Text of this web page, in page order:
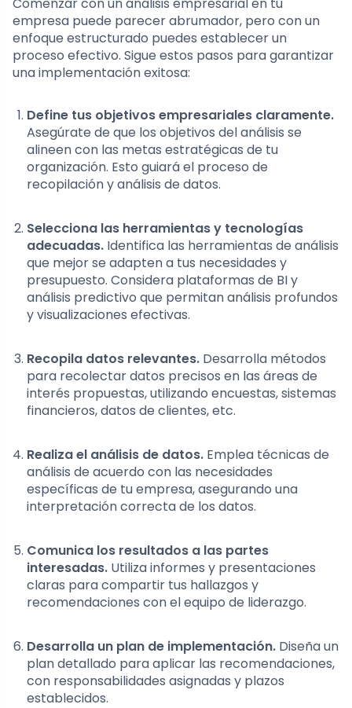
empresa puede parecer abrumador, pero con un
enfoque estructurado puedes establecer un
proceso efectivo. Sigue estos pasos para garantizar
una implementación exitosa:
Define tus objetivos empresariales claramente.
Asegúrate de que los objetivos del análisis se
alineen con las metas estratégicas de tu
organización. Esto guiará el proceso de
recopilación y análisis de datos.
Selecciona las herramientas y tecnologías
adecuadas. Identifica las herramientas de análisis
que mejor se adapten a tus necesidades y
presupuesto. Considera plataformas de BI y
análisis predictivo que permitan análisis profundos
y visualizaciones efectivas.
Recopila datos relevantes. Desarrolla métodos
para recolectar datos precisos en las áreas de
interés propuestas, utilizando encuestas, sistemas
financieros, datos de clientes, etc.
Realiza el análisis de datos. Emplea técnicas de
análisis de acuerdo con las necesidades
específicas de tu empresa, asegurando una
interpretación correcta de los datos.
Comunica los resultados a las partes
interesadas. Utiliza informes y presentaciones
claras para compartir tus hallazgos y
recomendaciones con el equipo de liderazgo.
Desarrolla un plan de implementación. Diseña un
plan detallado para aplicar las recomendaciones,
con responsabilidades asignadas y plazos
establecidos.